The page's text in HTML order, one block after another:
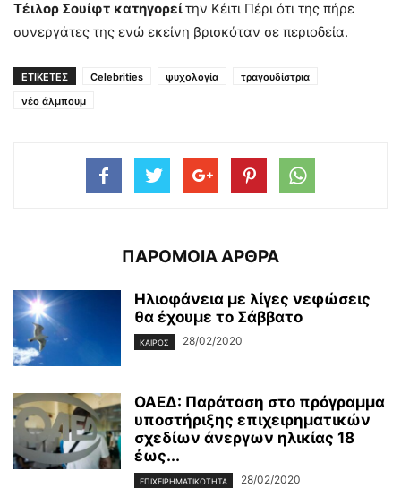
Τέιλορ Σουίφτ κατηγορείτην Κέιτι Πέρι ότι της πήρε
συνεργάτες της ενώ εκείνη βρισκόταν σε περιοδεία.
ΕΤΙΚΕΤΕΣ Celebrities ψυχολογία
τραγουδίστρια
νέο άλμπουμ
ΠΑΡΟΜΟΙΑ ΑΡΘΡΑ
Ηλιοφάνεια με λίγες νεφώσεις
θα έχουμε το Σάββατο
ΚΑΙΡΌΣ 28/02/2020
ΟΑΕΔ: Παράταση στο πρόγραμμα
υποστήριξης επιχειρηματικών
σχεδίων άνεργων ηλικίας 18
έως...
ΕΠΙΧΕΙΡΗΜΑΤΙΚΌΤΗΤΑ 28/02/2020